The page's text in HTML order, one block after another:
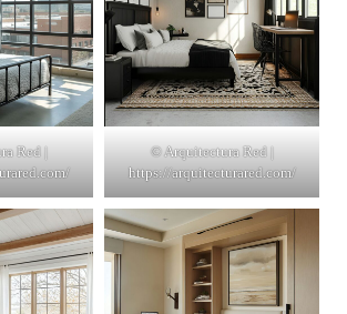
Red |
© Arquitectura Red |
https://arquitecturared.com/